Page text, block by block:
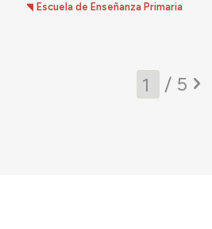
Escuela de Enseñanza Primaria
/ 5